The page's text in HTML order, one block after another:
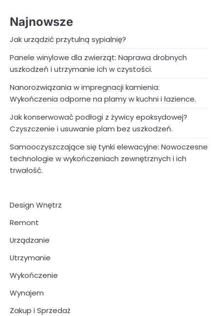
Najnowsze
Jak urządzić przytulną sypialnię?
Panele winylowe dla zwierząt: Naprawa drobnych
uszkodzeń i utrzymanie ich w czystości.
Nanorozwiązania w impregnacji kamienia:
Wykończenia odporne na plamy w kuchni i łazience.
Jak konserwować podłogi z żywicy epoksydowej?
Czyszczenie i usuwanie plam bez uszkodzeń.
Samooczyszczające się tynki elewacyjne: Nowoczesne
technologie w wykończeniach zewnętrznych i ich
trwałość.
Design Wnętrz
Remont
Urządzanie
Utrzymanie
Wykończenie
Wynajem
Zakup i Sprzedaż